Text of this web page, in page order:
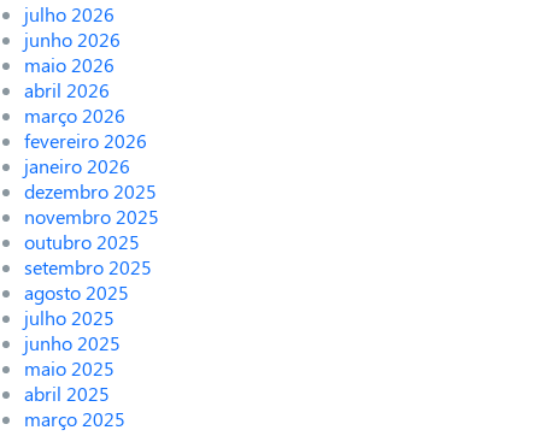
julho 2026
junho 2026
maio 2026
abril 2026
março 2026
fevereiro 2026
janeiro 2026
dezembro 2025
novembro 2025
outubro 2025
setembro 2025
agosto 2025
julho 2025
junho 2025
maio 2025
abril 2025
março 2025